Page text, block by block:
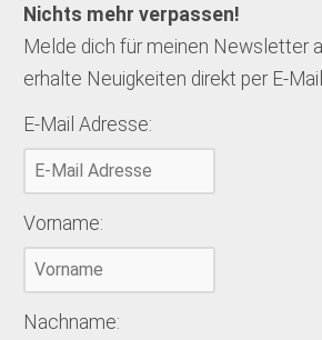
Nichts mehr verpassen!
Melde dich für meinen Newsletter
erhalte Neuigkeiten direkt per E-
E-Mail Adresse:
Vorname:
Nachname: